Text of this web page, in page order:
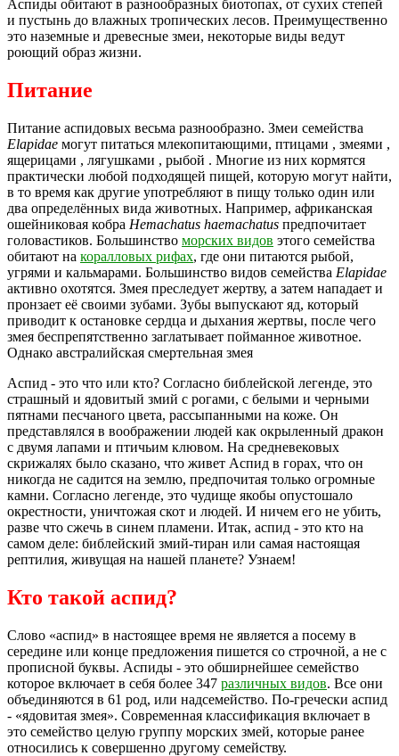
Аспиды обитают в разнообразных биотопах, от сухих степей
и пустынь до влажных тропических лесов. Преимущественно
это наземные и древесные змеи, некоторые виды ведут
роющий образ жизни.
Питание
Питание аспидовых весьма разнообразно. Змеи семейства
Elapidae могут питаться млекопитающими, птицами , змеями ,
ящерицами , лягушками , рыбой . Многие из них кормятся
практически любой подходящей пищей, которую могут найти,
в то время как другие употребляют в пищу только один или
два определённых вида животных. Например, африканская
ошейниковая кобра Hemachatus haemachatus предпочитает
головастиков. Большинство морских видов этого семейства
обитают на коралловых рифах, где они питаются рыбой,
угрями и кальмарами. Большинство видов семейства Elapidae
активно охотятся. Змея преследует жертву, а затем нападает и
пронзает её своими зубами. Зубы выпускают яд, который
приводит к остановке сердца и дыхания жертвы, после чего
змея беспрепятственно заглатывает пойманное животное.
Однако австралийская смертельная змея
Аспид - это что или кто? Согласно библейской легенде, это
страшный и ядовитый змий с рогами, с белыми и черными
пятнами песчаного цвета, рассыпанными на коже. Он
представлялся в воображении людей как окрыленный дракон
с двумя лапами и птичьим клювом. На средневековых
скрижалях было сказано, что живет Аспид в горах, что он
никогда не садится на землю, предпочитая только огромные
камни. Согласно легенде, это чудище якобы опустошало
окрестности, уничтожая скот и людей. И ничем его не убить,
разве что сжечь в синем пламени. Итак, аспид - это кто на
самом деле: библейский змий-тиран или самая настоящая
рептилия, живущая на нашей планете? Узнаем!
Кто такой аспид?
Слово «аспид» в настоящее время не является а посему в
середине или конце предложения пишется со строчной, а не с
прописной буквы. Аспиды - это обширнейшее семейство
которое включает в себя более 347 различных видов. Все они
объединяются в 61 род, или надсемейство. По-гречески аспид
- «ядовитая змея». Современная классификация включает в
это семейство целую группу морских змей, которые ранее
относились к совершенно другому семейству.